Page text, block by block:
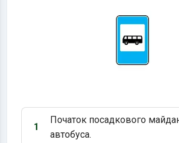
Варіант 1:
1
Початок посадкового
автобуса.